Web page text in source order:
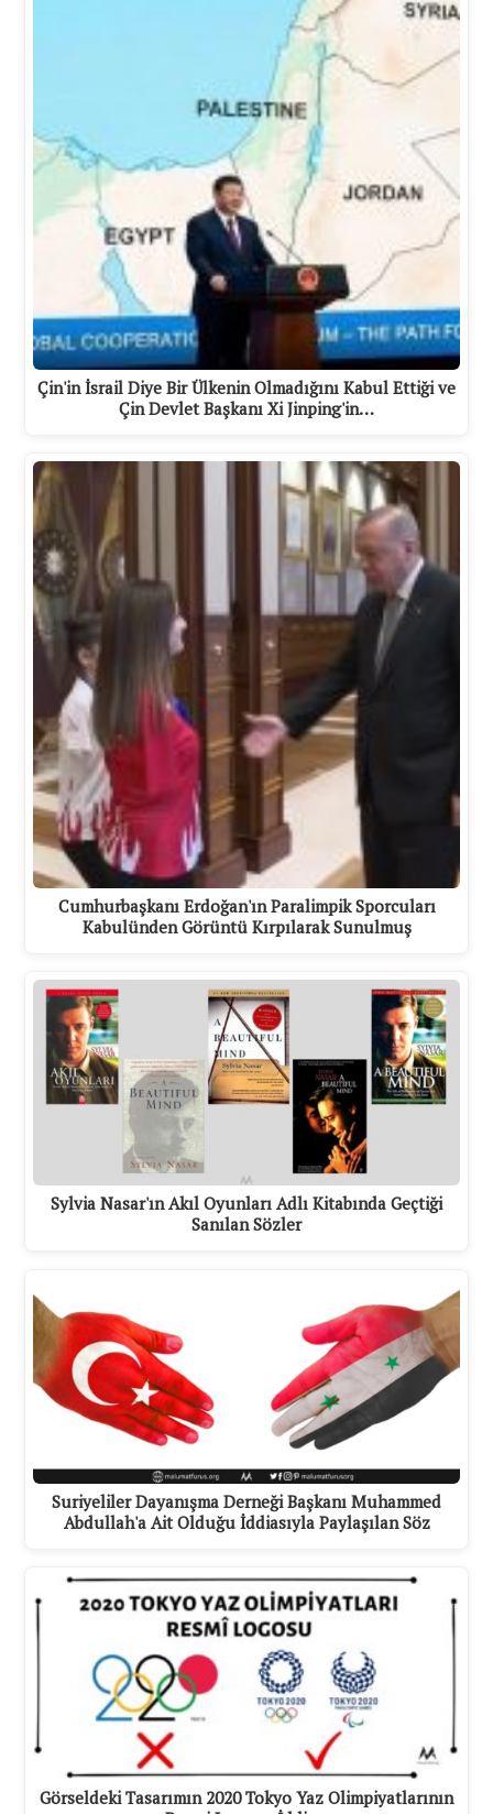
Çin'in İsrail Diye Bir Ülkenin Olmadığını Kabul Ettiği ve
Çin Devlet Başkanı Xi Jinping'in…
Cumhurbaşkanı Erdoğan'ın Paralimpik Sporcuları
Kabulünden Görüntü Kırpılarak Sunulmuş
Sylvia Nasar'ın Akıl Oyunları Adlı Kitabında Geçtiği
Sanılan Sözler
Suriyeliler Dayanışma Derneği Başkanı Muhammed
Abdullah'a Ait Olduğu İddiasıyla Paylaşılan Söz
Görseldeki Tasarımın 2020 Tokyo Yaz Olimpiyatlarının